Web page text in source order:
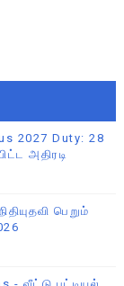
2027 Duty: 28
அதிரடி
பெறும்